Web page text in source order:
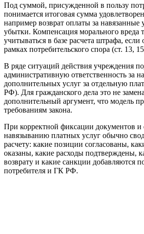
Под суммой, присужденной в пользу
понимается итоговая сумма
например возврат оплаты за навязанные
убытки. Компенсация морального вреда
учитываться в базе расчета штрафа, если
рамках потребительского спора (ст. 13,
В ряде ситуаций действия учреждения
административную ответственность за
дополнительных услуг за отдельную
РФ). Для гражданского дела это не
дополнительный аргумент, что модель
требованиям закона.
При корректной фиксации документов и
навязыванию платных услуг обычно
расчету: какие позиции согласованы,
оказаны, какие расходы подтверждены,
возврату и какие санкции добавляются
потребителя и ГК РФ.